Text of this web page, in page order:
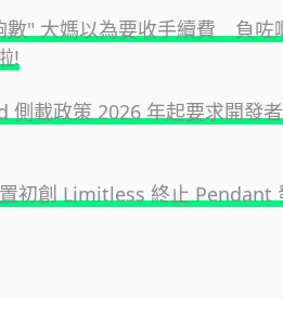
數" 大媽以為要收手續費 負咗
!
載政策 2026 年起要求開發
初創 Limitless 終止 Pendant